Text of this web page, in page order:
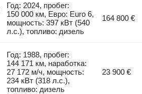
Год: 2024, пробег:
150 000 км, Евро: Euro 6,
мощность: 397 кВт (540
л.с.), топливо: дизель
164 800 €
Год: 1988, пробег:
144 171 км, наработка:
27 172 м/ч, мощность:
234 кВт (318 л.с.),
топливо: дизель
23 900 €